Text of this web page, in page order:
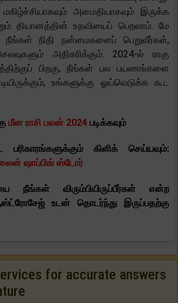
அமைதியாகவும் இருக்க
தியானத்தின் உதவியைப் பெறலாம். மே
நீங்கள் நிதி நன்மைகளைப் பெறுவீர்கள்,
அதிகரிக்கும். 2024-ல் ராகு
பிறகு, நீங்கள் பல பயணங்களை
உங்களுக்கு ஓய்வெடுக்க கூட
மீன ராசி பலன் 2024 படிக்கவும்
கிளிக் செய்யவும்:
ஷாப்பிங் ஸ்டோர்
நீங்கள் விரும்பியிருப்பீர்கள் என்ற
உடன் தொடர்ந்து இருப்பதற்கு
for accurate answers